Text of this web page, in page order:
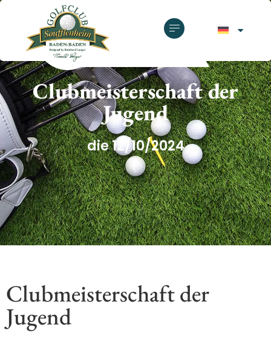
Clubmeisterschaft der
Jugend
die 12/10/2024
Clubmeisterschaft der
Jugend